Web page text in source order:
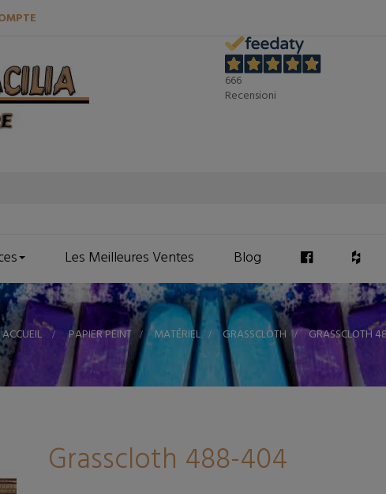
666
Recensioni
Les Meilleures Ventes Blog
ACCUEIL > PAPIER PEINT > MATÉRIEL > GRASSCLOTH > GRASSCLOTH
Grasscloth 488-404